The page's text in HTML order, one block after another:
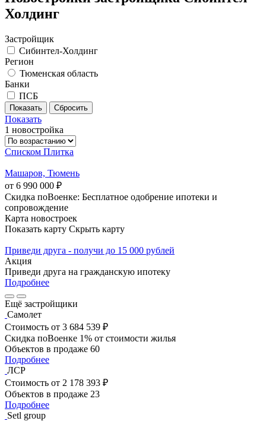
Холдинг
Застройщик
Сибинтел-Холдинг
Регион
Тюменская область
Банки
ПСБ
Показать
1 новостройка
Списком Плитка
Машаров, Тюмень
от 6 990 000 ₽
Скидка поВоенке: Бесплатное одобрение ипотеки и
сопровождение
Карта новостроек
Показать карту Скрыть карту
Приведи друга - получи до 15 000 рублей
Акция
Приведи друга на гражданскую ипотеку
Подробнее
Ещё застройщики
Самолет
Стоимость от 3 684 539 ₽
Скидка поВоенке 1% от стоимости жилья
Объектов в продаже 60
Подробнее
ЛСР
Стоимость от 2 178 393 ₽
Объектов в продаже 23
Подробнее
Setl group